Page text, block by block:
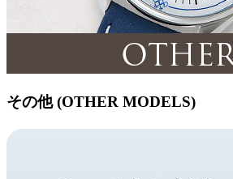
その他 (OTHER MODELS)